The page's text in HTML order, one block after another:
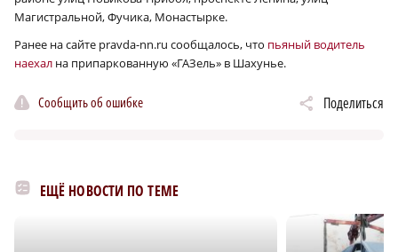
Магистральной, Фучика, Монастырке.
Ранее на сайте pravda-nn.ru сообщалось, что пьяный водитель
наехал на припаркованную «ГАЗель» в Шахунье.
Сообщить об ошибке Поделиться
ЕЩЁ НОВОСТИ ПО ТЕМЕ